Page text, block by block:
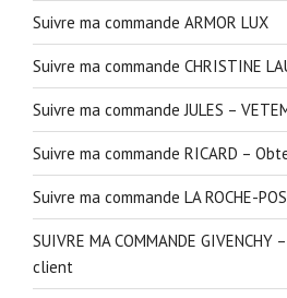
Suivre ma commande ARMOR LUX
Suivre ma commande CHRISTINE
Suivre ma commande JULES –
Suivre ma commande RICARD –
Suivre ma commande LA ROCHE-
SUIVRE MA COMMANDE GIVENCHY
client